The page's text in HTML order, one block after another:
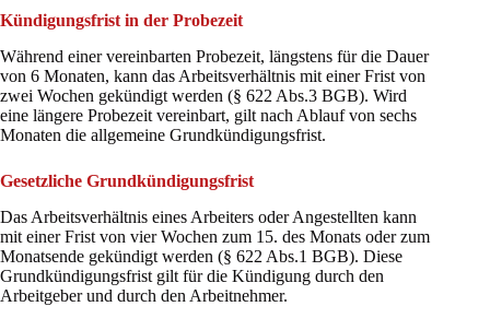
Kündigungsfrist in der Probezeit
Während einer vereinbarten Probezeit, längstens für die Dauer
von 6 Monaten, kann das Arbeitsverhältnis mit einer Frist von
zwei Wochen gekündigt werden (§ 622 Abs.3 BGB). Wird
eine längere Probezeit vereinbart, gilt nach Ablauf von sechs
Monaten die allgemeine Grundkündigungsfrist.
Gesetzliche Grundkündigungsfrist
Das Arbeitsverhältnis eines Arbeiters oder Angestellten kann
mit einer Frist von vier Wochen zum 15. des Monats oder zum
Monatsende gekündigt werden (§ 622 Abs.1 BGB). Diese
Grundkündigungsfrist gilt für die Kündigung durch den
Arbeitgeber und durch den Arbeitnehmer.